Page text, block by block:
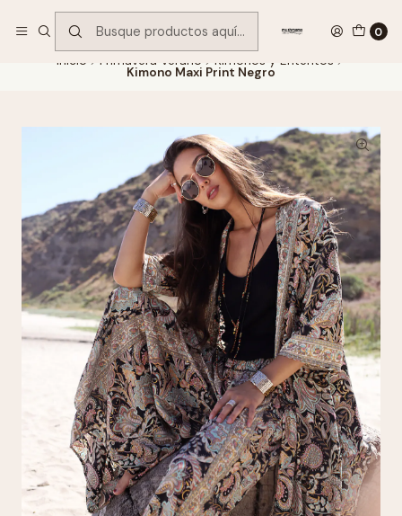
0
Inicio Primavera Verano Kimonos y Enteritos
Kimono Maxi Print Negro